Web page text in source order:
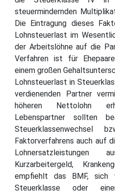
steuermindernden
Die Eintragung dieses
Lohnsteuerlast im
der Arbeitslöhne auf die
Verfahren ist für
einem großen
Lohnsteuerlast in
verdienenden Partner
höheren Nettolohn
Lebenspartner sollten
Steuerklassenwechsel
Faktorverfahrens auch auf
Lohnersatzleistungen
Kurzarbeitergeld,
empfiehlt das BMF, sich
Steuerklasse oder